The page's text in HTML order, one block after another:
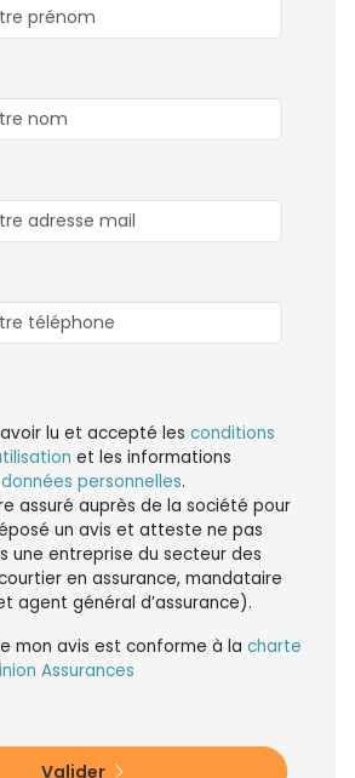
lu et accepté les conditions
et les informations
données personnelles.
assuré auprès de la société pour
un avis et atteste ne pas
une entreprise du secteur des
en assurance, mandataire
agent général d’assurance).
mon avis est conforme à la charte
Assurances
Valider